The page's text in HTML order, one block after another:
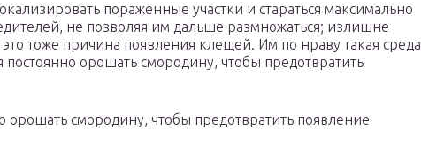
пораженные участки и стараться максимально
не позволяя им дальше размножаться; излишне
тоже причина появления клещей. Им по нраву такая среда
постоянно орошать смородину, чтобы предотвратить
орошать смородину, чтобы предотвратить появление